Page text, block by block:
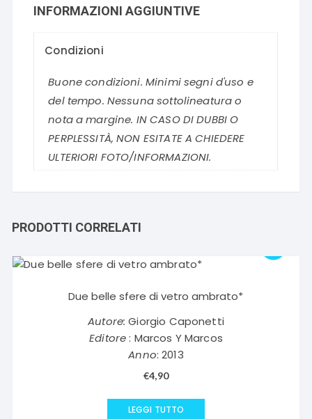
INFORMAZIONI AGGIUNTIVE
Condizioni
Buone condizioni. Minimi segni d'uso e
del tempo. Nessuna sottolineatura o
nota a margine. IN CASO DI DUBBI O
PERPLESSITÀ, NON ESITATE A CHIEDERE
ULTERIORI FOTO/INFORMAZIONI.
PRODOTTI CORRELATI
Due belle sfere di vetro ambrato*
Autore: Giorgio Caponetti
Editore: Marcos Y Marcos
Anno: 2013
€4,90
LEGGI TUTTO